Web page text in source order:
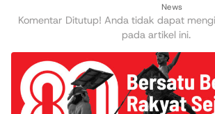
News
Komentar Ditutup! Anda tidak dapat
pada artikel ini.